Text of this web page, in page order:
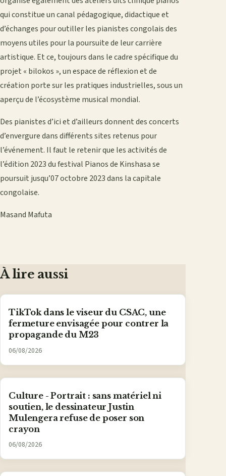
qui constitue un canal pédagogique, didactique et
d’échanges pour outiller les pianistes congolais des
moyens utiles pour la poursuite de leur carrière
artistique. Et ce, toujours dans le cadre spécifique du
projet « bilokos », un espace de réflexion et de
création porte sur les pratiques industrielles, sous un
aperçu de l’écosystème musical mondial.
Des pianistes d’ici et d’ailleurs donnent des concerts
d’envergure dans différents sites retenus pour
l’événement. Il faut le retenir que les activités de
l’édition 2023 du festival Pianos de Kinshasa se
poursuit jusqu’07 octobre 2023 dans la capitale
congolaise.
Masand Mafuta
À lire aussi
TikTok dans le viseur du CSAC, une
fermeture envisagée pour contrer la
propagande du M23
06/08/2026
Culture - Portrait : sans matériel ni
soutien, le dessinateur Justin
Mulengera refuse de poser son
crayon
06/08/2026